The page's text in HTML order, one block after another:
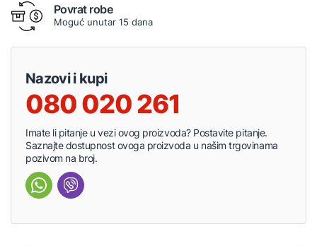
Povrat robe
Moguć unutar 15 dana
Nazovi i kupi
080 020 261
Imate li pitanje u vezi ovog proizvoda? Postavite pitanje.
Saznajte dostupnost ovoga proizvoda u našim trgovinama
pozivom na broj.